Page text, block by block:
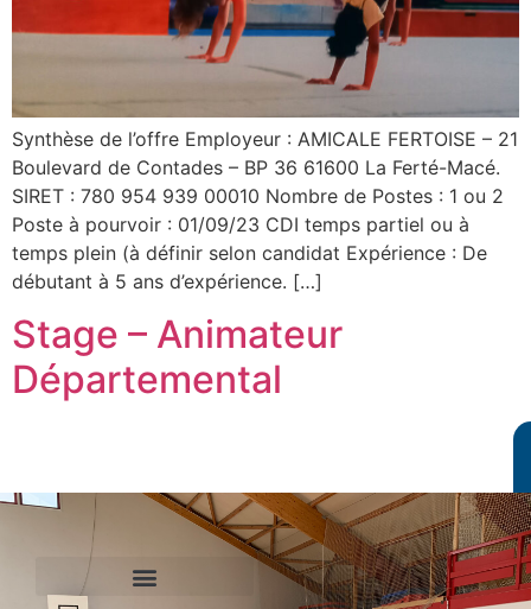
Synthèse de l’offre Employeur : AMICALE FERTOISE – 21
Boulevard de Contades – BP 36 61600 La Ferté-Macé.
SIRET : 780 954 939 00010 Nombre de Postes : 1 ou 2
Poste à pourvoir : 01/09/23 CDI temps partiel ou à
temps plein (à définir selon candidat Expérience : De
débutant à 5 ans d’expérience. […]
Stage – Animateur
Départemental